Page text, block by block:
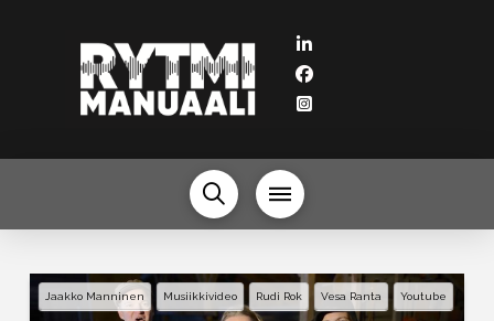
Jaakko Manninen Musiikkivideo Rudi Rok Vesa Ranta Youtube